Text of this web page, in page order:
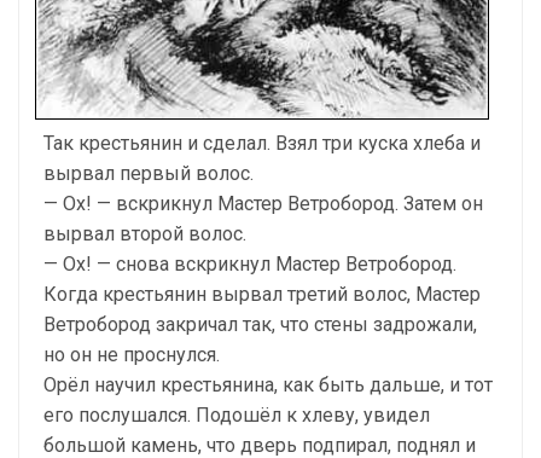
Так крестьянин и сделал. Взял три куска хлеба и
вырвал первый волос.
— Ох! — вскрикнул Мастер Ветробород. Затем он
вырвал второй волос.
— Ох! — снова вскрикнул Мастер Ветробород.
Когда крестьянин вырвал третий волос, Мастер
Ветробород закричал так, что стены задрожали,
но он не проснулся.
Орёл научил крестьянина, как быть дальше, и тот
его послушался. Подошёл к хлеву, увидел
большой камень, что дверь подпирал, поднял и